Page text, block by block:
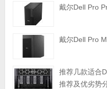
戴尔Dell Pro
戴尔Dell Pro
推荐几款适合
推荐及优劣势